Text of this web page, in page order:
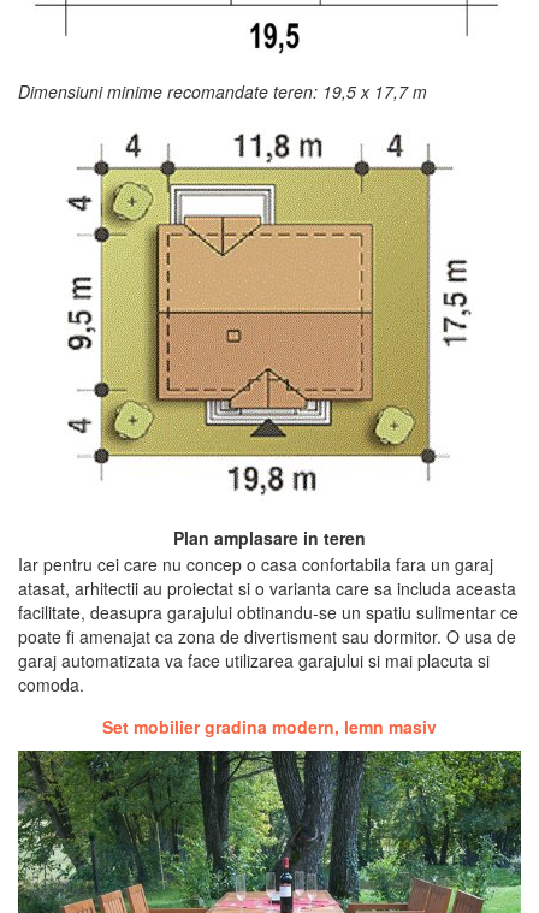
Dimensiuni minime recomandate teren: 19,5 x 17,7 m
Plan amplasare in teren
Iar pentru cei care nu concep o casa confortabila fara un garaj
atasat, arhitectii au proiectat si o varianta care sa includa aceasta
facilitate, deasupra garajului obtinandu-se un spatiu sulimentar ce
poate fi amenajat ca zona de divertisment sau dormitor. O usa de
garaj automatizata va face utilizarea garajului si mai placuta si
comoda.
Set mobilier gradina modern, lemn masiv